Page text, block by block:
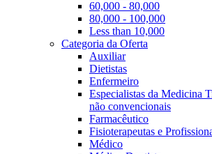
60,000 - 80,000
80,000 - 100,000
Less than 10,000
Categoria da Oferta
Auxiliar
Dietistas
Enfermeiro
Especialistas da Medicina
não convencionais
Farmacêutico
Fisioterapeutas e
Médico